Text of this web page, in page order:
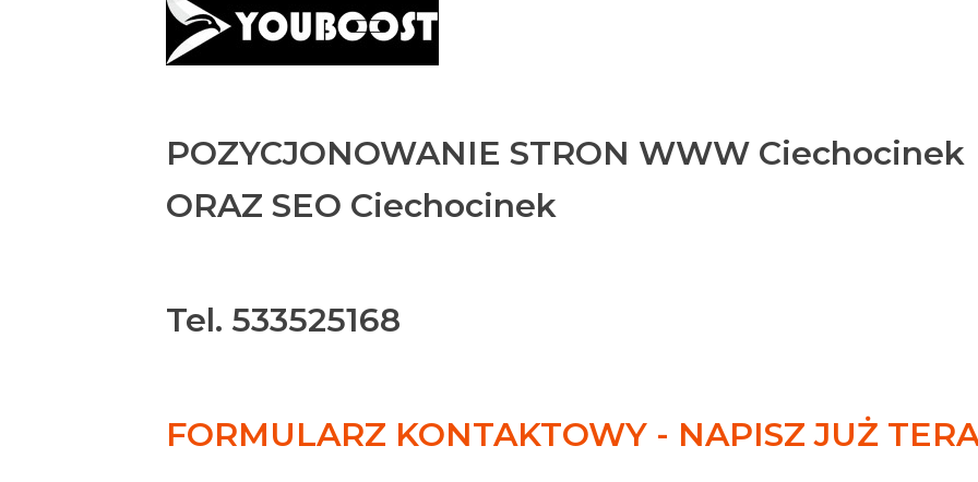
POZYCJONOWANIE STRON WWW Ciechocinek
ORAZ SEO Ciechocinek
Tel. 533525168
FORMULARZ KONTAKTOWY - NAPISZ JUŻ